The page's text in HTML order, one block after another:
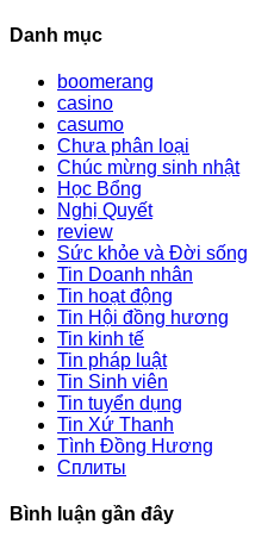
Danh mục
boomerang
casino
casumo
Chưa phân loại
Chúc mừng sinh nhật
Học Bổng
Nghị Quyết
review
Sức khỏe và Đời sống
Tin Doanh nhân
Tin hoạt động
Tin Hội đồng hương
Tin kinh tế
Tin pháp luật
Tin Sinh viên
Tin tuyển dụng
Tin Xứ Thanh
Tình Đồng Hương
Сплиты
Bình luận gần đây